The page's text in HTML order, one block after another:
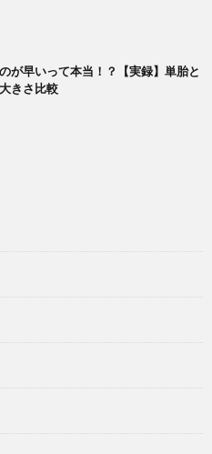
が早いって本当！？【実録】単胎と
きさ比較